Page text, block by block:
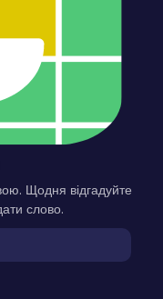
Щодня відгадуйте
слово.